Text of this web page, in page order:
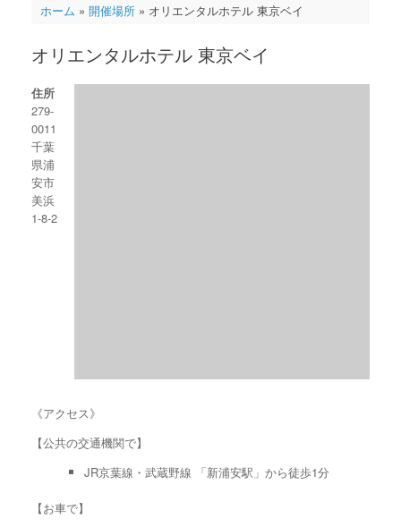
ホーム » 開催場所» オリエンタルホテル 東京ベイ
オリエンタルホテル 東京ベイ
住所
279-
0011
千葉
県浦
安市
美浜
1-8-2
《アクセス》
【公共の交通機関で】
JR京葉線・武蔵野線 「新浦安駅」から徒歩1分
【お車で】